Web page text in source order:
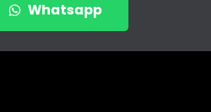
Whatsapp